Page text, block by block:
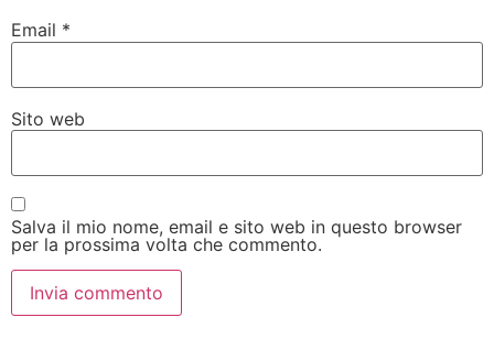
Email *
Sito web
Salva il mio nome, email e sito web in questo browser
per la prossima volta che commento.